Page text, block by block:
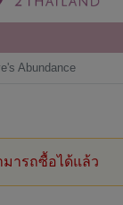
Abundance
ารถซื้อได้แล้ว